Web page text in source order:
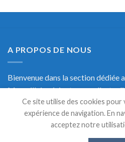
A PROPOS DE NOUS
Bienvenue dans la section dédiée
Marseillaise, ici retrouvez
en temps réel et une
de Marseille.
Ce site utilise des cookies
expérience de navigation. En
acceptez notre